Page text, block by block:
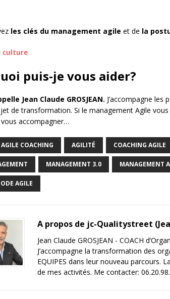
les clés du management agile et de la
puis-je vous aider?
Jean Claude GROSJEAN. J’accompagne les
de transformation. Si le management Agile vous
accompagner…
AGILE COACHING AGILITÉ COACHING AGILE
MANAGEMENT 3.0 MANAGEMENT
AGILE
A propos de jc-Qualitystreet
Jean Claude GROSJEAN - COACH
J’accompagne la transformation des
EQUIPES dans leur nouveau parcours.
de mes activités. Me contacter: